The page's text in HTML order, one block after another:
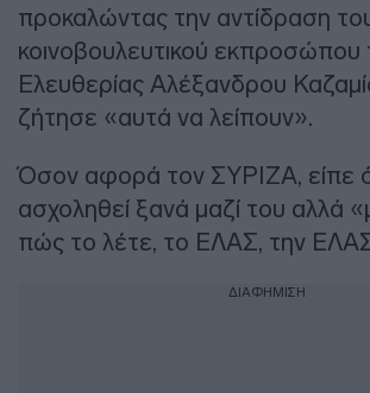
προκαλώντας την αντίδραση
κοινοβουλευτικού
Ελευθερίας Αλέξανδρου
ζήτησε «αυτά να λείπουν».
Όσον αφορά τον ΣΥΡΙΖΑ, είπε
ασχοληθεί ξανά μαζί του αλλά
πώς το λέτε, το ΕΛΑΣ, την
ΔΙΑΦΗΜΙΣΗ